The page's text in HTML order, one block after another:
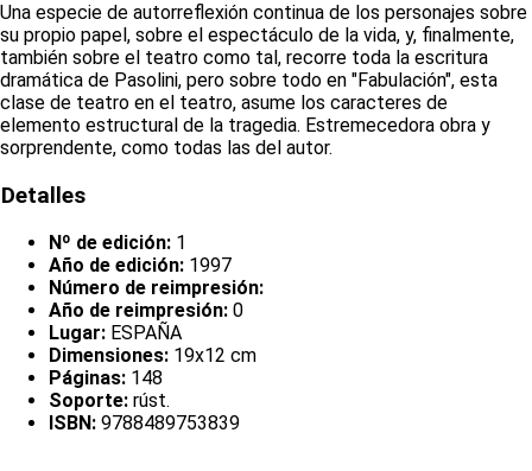
Una especie de autorreflexión continua de los personajes sobre
su propio papel, sobre el espectáculo de la vida, y, finalmente,
también sobre el teatro como tal, recorre toda la escritura
dramática de Pasolini, pero sobre todo en "Fabulación", esta
clase de teatro en el teatro, asume los caracteres de
elemento estructural de la tragedia. Estremecedora obra y
sorprendente, como todas las del autor.
Detalles
Nº de edición: 1
Año de edición: 1997
Número de reimpresión:
Año de reimpresión: 0
Lugar: ESPAÑA
Dimensiones: 19x12 cm
Páginas: 148
Soporte: rúst.
ISBN: 9788489753839